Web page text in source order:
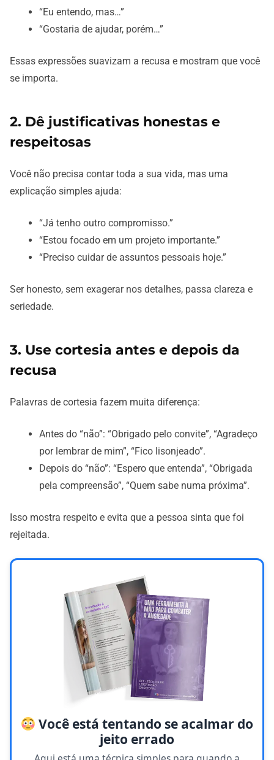
“Eu entendo, mas…”
“Gostaria de ajudar, porém…”
Essas expressões suavizam a recusa e mostram que você
se importa.
2. Dê justificativas honestas e
respeitosas
Você não precisa contar toda a sua vida, mas uma
explicação simples ajuda:
“Já tenho outro compromisso.”
“Estou focado em um projeto importante.”
“Preciso cuidar de assuntos pessoais hoje.”
Ser honesto, sem exagerar nos detalhes, passa clareza e
seriedade.
3. Use cortesia antes e depois da
recusa
Palavras de cortesia fazem muita diferença:
Antes do “não”: “Obrigado pelo convite”, “Agradeço
por lembrar de mim”, “Fico lisonjeado”.
Depois do “não”: “Espero que entenda”, “Obrigada
pela compreensão”, “Quem sabe numa próxima”.
Isso mostra respeito e evita que a pessoa sinta que foi
rejeitada.
Você está tentando se acalmar do
jeito errado